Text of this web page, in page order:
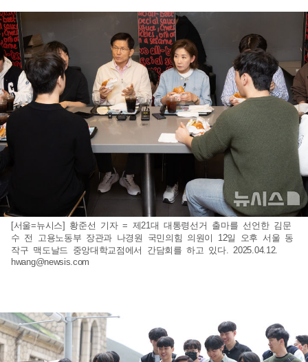
[서울=뉴시스] 황준선 기자 = 제21대 대통령선거 출마를 선언한 김문
수 전 고용노동부 장관과 나경원 국민의힘 의원이 12일 오후 서울 동
작구 맥도날드 중앙대학교점에서 간담회를 하고 있다. 2025.04.12.
hwang@newsis.com